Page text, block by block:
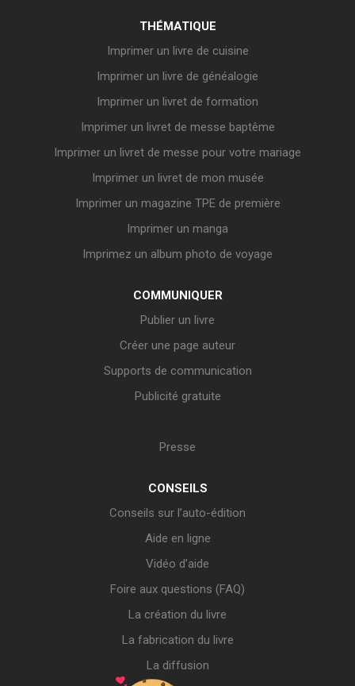
THÉMATIQUE
Imprimer un livre de cuisine
Imprimer un livre de généalogie
Imprimer un livret de formation
Imprimer un livret de messe baptême
Imprimer un livret de messe pour votre mariage
Imprimer un livret de mon musée
Imprimer un magazine TPE de première
Imprimer un manga
Imprimez un album photo de voyage
COMMUNIQUER
Publier un livre
Créer une page auteur
Supports de communication
Publicité gratuite
Presse
CONSEILS
Conseils sur l’auto-édition
Aide en ligne
Vidéo d’aide
Foire aux questions (FAQ)
La création du livre
La fabrication du livre
La diffusion